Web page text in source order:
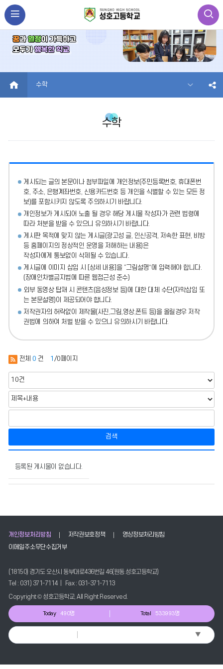
HOME 수학
수학
게시되는 글의 본문이나 첨부파일에
개인정보(주민등록번호, 휴대폰번
호, 주소, 은행계좌번호, 신용카드번호 등 개인을 식별할 수 있는 모든 정
보)를 포함시키지 않도록 주의하시기 바랍니다.
개인정보가 게시되어 노출 될 경우 해당 게시물 작성자가 관련 법령에
따라 처분을 받을 수 있으니 유의하시기 바랍니다.
게시판 목적에 맞지 않는 게시글(광고성 글, 인신공격, 저속한 표현, 비방
등 홈페이지의 정상적인 운영을 저해하는 내용)은
작성자에게 통보없이 삭제될 수 있습니다.
게시글에 이미지 삽입 시 [상세 내용]을 “그림설명”에 입력해야 합니다.
(장애인차별금지법에 따른 웹접근성 준수)
외부 동영상 탑재 시 콘텐츠(음성정보 등)에 대한 대체 수단(자막삽입 또
는 본문설명)이 제공되어야 합니다.
저작권자의 허락없이 제작물(사진,그림,영상,폰트 등)을 올릴경우 저작
권법에 의하여 처벌 받을 수 있으니 유의하시기 바랍니다.
전체 0 건 1 /0페이지
검색
게
번
제
목,
자,
등
록
일,
조
수
정
를
등록된 게시물이 없습니다.
개인정보처리방침 저작권보호정책
영상정보처리방침
이메일주소무단수집거부
(18150) 경기도 오산시 동부대로436번길 46(원동.성호고등학교)
Tel : 031) 371-7114 | Fax : 031-371-7113
Copyright © 성호고등학교, All Right Reserved.
Today 490명 Total 533993명
▼